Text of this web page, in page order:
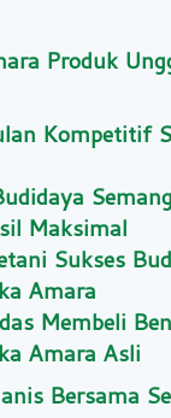
Produk
Kompetitif
Maksimal
Sukses
Amara
Membeli
Amara Asli
Bersama